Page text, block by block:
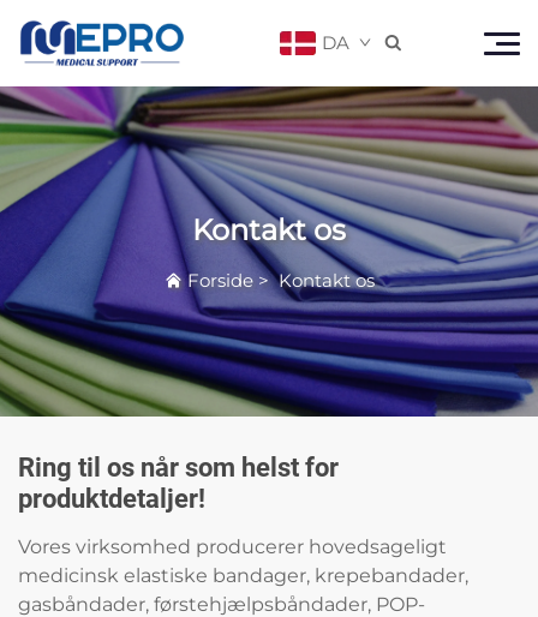
DA 
Kontakt os
Forside>Kontakt os
Ring til os når som helst for
produktdetaljer!
Vores virksomhed producerer hovedsageligt
medicinsk elastiske bandager, krepebandader,
gasbåndader, førstehjælpsbåndader, POP-